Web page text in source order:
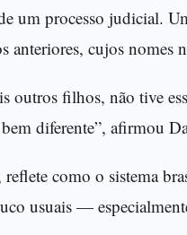
um processo judicial.
anteriores, cujos nomes
outros filhos, não tive
diferente”, afirmou
reflete como o sistema
usuais —